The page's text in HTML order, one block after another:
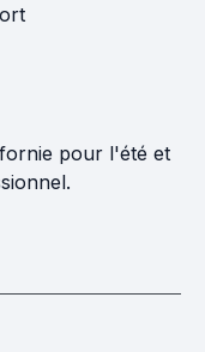
pour l'été et